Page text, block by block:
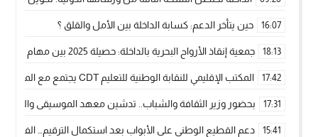
16:07 حين يتأخر الدعم: كسابة الداخلة بين الأمل والقلق ؟
18:13 جمعية إنقاذ الأرواح البحرية بالداخلة: حصيلة 2025 بين مهام الإنقاذ ومشروع “دار البحار”
17:42 المكتب الإقليمي للنقابة الوطنية للتعليم CDT يجتمع مع المدير الإقليمي لمناقشة ملفات جوهرية لنساء ورجال التعليم
17:31 بحضور وزير الثقافة والشباب.. تدشين معهد الموسيقى والفنون
15:41 دعم القطيع الوطني على الأبواب بعد استكمال الترقيم…